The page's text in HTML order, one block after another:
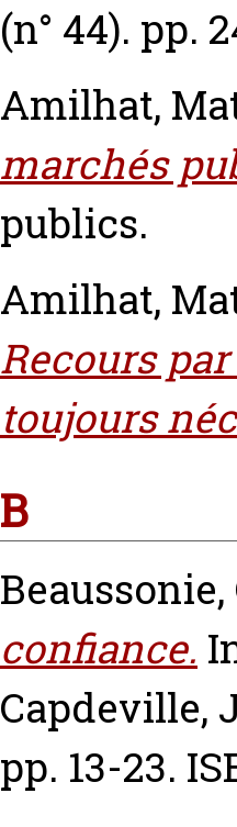
(n° 44). pp.
Amilhat,
marchés
publics.
Amilhat,
Recours
toujours
B
confiance.
Capdeville,
pp. 13-23.